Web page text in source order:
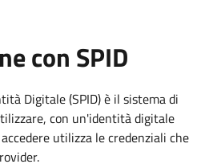
con SPID
Digitale (SPID) è il sistema di
con un'identità digitale
utilizza le credenziali che